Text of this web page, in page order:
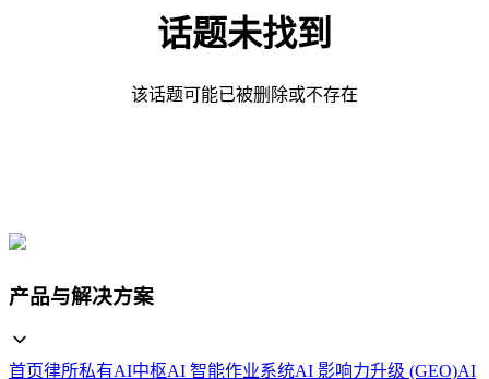
话题未找到
该话题可能已被删除或不存在
产品与解决方案
首页律所私有AI中枢AI 智能作业系统AI 影响力升级 (GEO)AI